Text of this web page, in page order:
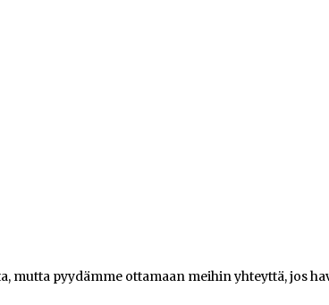
mutta pyydämme ottamaan meihin yhteyttä, jos